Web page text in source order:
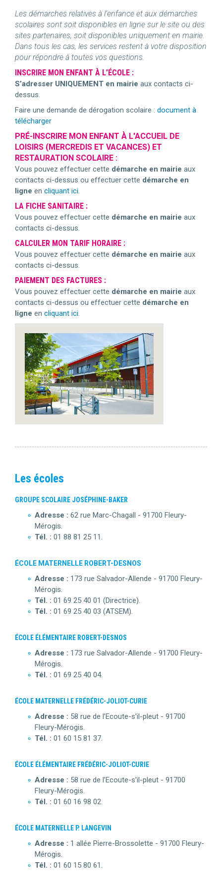
Les démarches relatives à l’enfance et aux démarches
scolaires sont soit disponibles en ligne sur le site ou des
sites partenaires, soit disponibles uniquement en mairie.
Dans tous les cas, les services restent à votre disposition
pour répondre à toutes vos questions.
INSCRIRE MON ENFANT À L’ÉCOLE :
S’adresser UNIQUEMENT en mairie aux contacts ci-
dessus.
Faire une demande de dérogation scolaire : document à
télécharger
PRÉ-INSCRIRE MON ENFANT À L'ACCUEIL DE
LOISIRS (MERCREDIS ET VACANCES) ET
RESTAURATION SCOLAIRE :
Vous pouvez effectuer cette démarche en mairie aux
contacts ci-dessus ou effectuer cette démarche en
ligne en cliquant ici.
LA FICHE SANITAIRE :
Vous pouvez effectuer cette démarche en mairie aux
contacts ci-dessus.
CALCULER MON TARIF HORAIRE :
Vous pouvez effectuer cette démarche en mairie aux
contacts ci-dessus.
PAIEMENT DES FACTURES :
Vous pouvez effectuer cette démarche en mairie aux
contacts ci-dessus ou effectuer cette démarche en
ligne en cliquant ici.
Les écoles
GROUPE SCOLAIRE JOSÉPHINE-BAKER
Adresse : 62 rue Marc-Chagall - 91700 Fleury-
Mérogis.
Tél. : 01 88 81 25 11.
ÉCOLE MATERNELLE ROBERT-DESNOS
Adresse : 173 rue Salvador-Allende - 91700 Fleury-
Mérogis.
Tél. : 01 69 25 40 01 (Directrice).
Tél. : 01 69 25 40 03 (ATSEM).
ÉCOLE ÉLÉMENTAIRE ROBERT-DESNOS
Adresse : 173 rue Salvador-Allende - 91700 Fleury-
Mérogis.
Tél. : 01 69 25 40 04.
ÉCOLE MATERNELLE FRÉDÉRIC-JOLIOT-CURIE
Adresse : 58 rue de l’Ecoute-s’il-pleut - 91700
Fleury-Mérogis.
Tél. : 01 60 15 81 37.
ÉCOLE ÉLÉMENTAIRE FRÉDÉRIC-JOLIOT-CURIE
Adresse : 58 rue de l’Ecoute-s’il-pleut - 91700
Fleury-Mérogis.
Tél. : 01 60 16 98 02.
ÉCOLE MATERNELLE P. LANGEVIN
Adresse : 1 allée Pierre-Brossolette - 91700 Fleury-
Mérogis.
Tél. : 01 60 15 80 61.